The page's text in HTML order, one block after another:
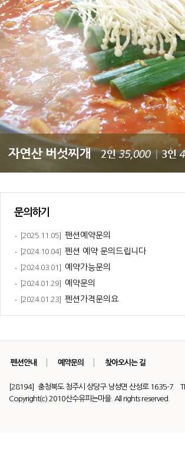
문의하기
[2025.11.05] 팬션예약문의
[2024.10.04] 펜션 예약 문의드립니다
[2024.03.01] 예약가능문의
[2024.01.29] 예약문의
[2024.01.23] 펜션가격문의요
펜션안내 예약문의 찾아오시는 길
[28194] 충청북도 청주시 상당구 낭성면 산성로 1635-
Copyright(c) 2010산수유피는마을. All rights reserved.